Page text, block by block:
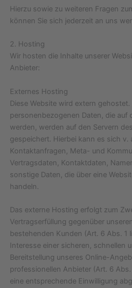
Hierzu sowie zu weiteren Fragen
können Sie sich jederzeit an uns
2. Hosting
Wir hosten die Inhalte unserer
Anbieter:
Externes Hosting
Diese Website wird extern gehostet.
personenbezogenen Daten, die auf
werden, werden auf den Servern
gespeichert. Hierbei kann es sich v.
Kontaktanfragen, Meta- und
Vertragsdaten, Kontaktdaten,
sonstige Daten, die über eine
handeln.
Das externe Hosting erfolgt zum
Vertragserfüllung gegenüber
bestehenden Kunden (Art. 6 Abs. 1
Interesse einer sicheren, schnellen
Bereitstellung unseres Online-
professionellen Anbieter (Art. 6 Abs.
eine entsprechende Einwilligung